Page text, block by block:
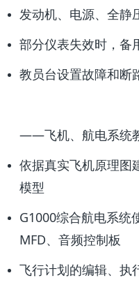
发动机、电源、全静
部分仪表失效时，备
教员台设置故障和断
——飞机、航电系统
依据真实飞机原理图
模型
G1000综合航电系统
MFD、音频控制板
飞行计划的编辑、执